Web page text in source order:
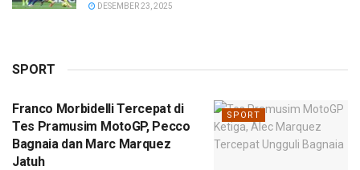
DESEMBER 23, 2025
SPORT
SPORT
Franco Morbidelli Tercepat di
Tes Pramusim MotoGP, Pecco
Bagnaia dan Marc Marquez
Jatuh